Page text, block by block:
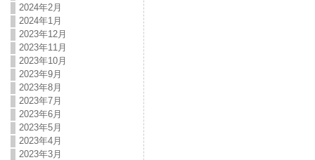
2024年2月
2024年1月
2023年12月
2023年11月
2023年10月
2023年9月
2023年8月
2023年7月
2023年6月
2023年5月
2023年4月
2023年3月